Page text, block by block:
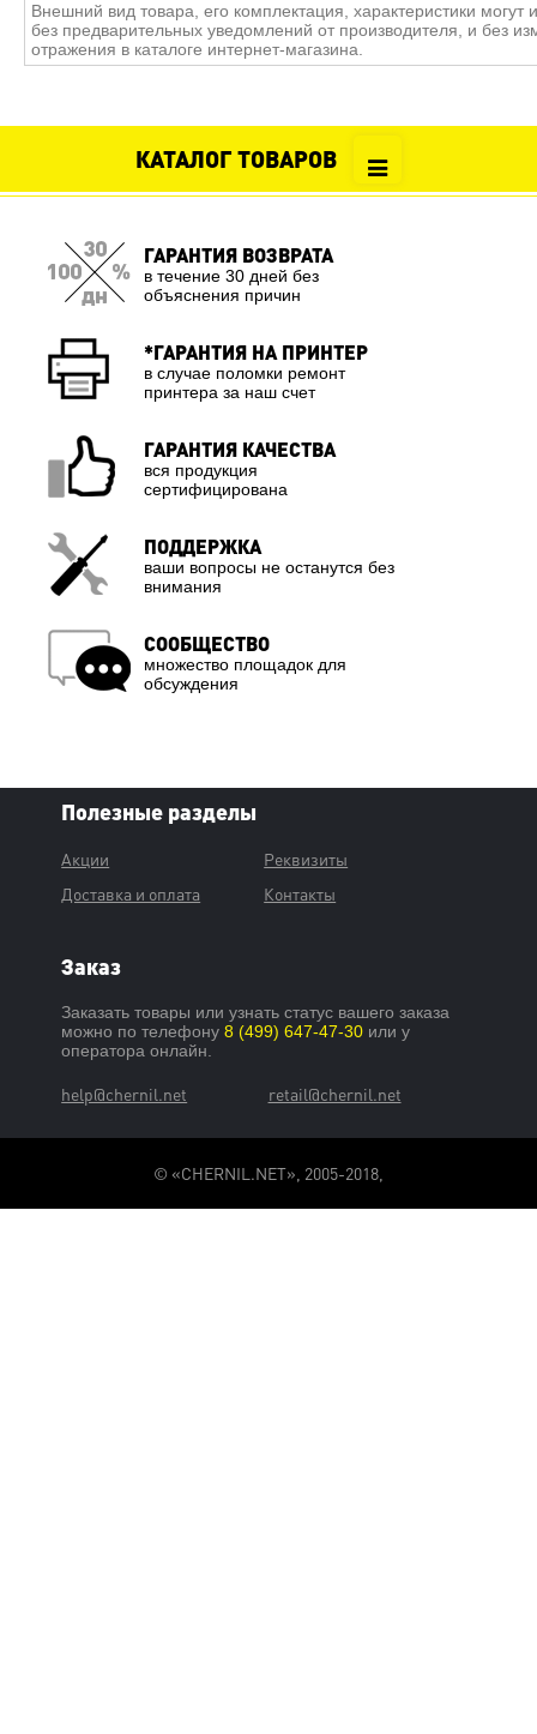
Внешний вид товара, его комплектация, характеристики могут
без предварительных уведомлений от производителя, и без
отражения в каталоге интернет-магазина.
КАТАЛОГ ТОВАРОВ
ГАРАНТИЯ ВОЗВРАТА
в течение 30 дней без
объяснения причин
*ГАРАНТИЯ НА ПРИНТЕР
в случае поломки ремонт
принтера за наш счет
ГАРАНТИЯ КАЧЕСТВА
вся продукция
сертифицирована
ПОДДЕРЖКА
ваши вопросы не останутся без
внимания
СООБЩЕСТВО
множество площадок для
обсуждения
Полезные разделы
Акции
Доставка и оплата
Реквизиты
Контакты
Заказ
Заказать товары или узнать статус вашего заказа
можно по телефону8 (499) 647-47-30 или у
оператора онлайн.
help@chernil.net retail@chernil.net
© «CHERNIL.NET», 2005-2018,